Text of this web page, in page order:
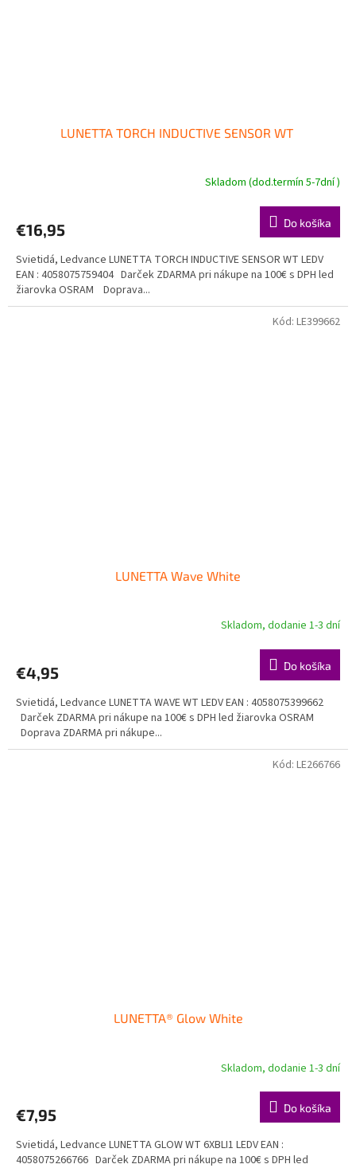
LUNETTA TORCH INDUCTIVE SENSOR WT
Skladom (dod.termín 5-7dní )
€16,95 Do košíka
Svietidá, Ledvance LUNETTA TORCH INDUCTIVE SENSOR WT LEDV
EAN : 4058075759404 Darček ZDARMA pri nákupe na 100€ s DPH led
žiarovka OSRAM Doprava...
LUNETTA Wave White
Skladom, dodanie 1-3 dní
€4,95 Do košíka
Svietidá, Ledvance LUNETTA WAVE WT LEDV EAN : 4058075399662
Darček ZDARMA pri nákupe na 100€ s DPH led žiarovka OSRAM
Doprava ZDARMA pri nákupe...
Kód: LE399662
LUNETTA® Glow White
Skladom, dodanie 1-3 dní
€7,95 Do košíka
Svietidá, Ledvance LUNETTA GLOW WT 6XBLI1 LEDV EAN :
4058075266766 Darček ZDARMA pri nákupe na 100€ s DPH led
Kód: LE266766